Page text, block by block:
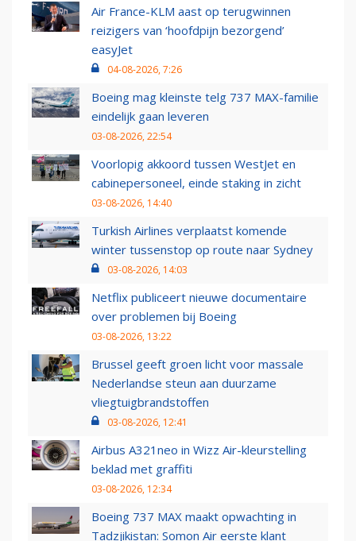
Air France-KLM aast op terugwinnen
reizigers van ‘hoofdpijn bezorgend’
easyJet
04-08-2026, 7:26
Boeing mag kleinste telg 737 MAX-familie
eindelijk gaan leveren
03-08-2026, 22:54
Voorlopig akkoord tussen WestJet en
cabinepersoneel, einde staking in zicht
03-08-2026, 14:40
Turkish Airlines verplaatst komende
winter tussenstop op route naar Sydney
03-08-2026, 14:03
Netflix publiceert nieuwe documentaire
over problemen bij Boeing
03-08-2026, 13:22
Brussel geeft groen licht voor massale
Nederlandse steun aan duurzame
vliegtuigbrandstoffen
03-08-2026, 12:41
Airbus A321neo in Wizz Air-kleurstelling
beklad met graffiti
03-08-2026, 12:34
Boeing 737 MAX maakt opwachting in
Tadzjikistan: Somon Air eerste klant